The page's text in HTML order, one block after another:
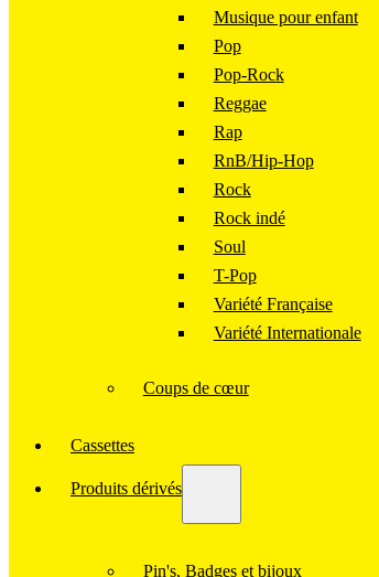
Musique pour enfant
Pop
Pop-Rock
Reggae
Rap
RnB/Hip-Hop
Rock
Rock indé
Soul
T-Pop
Variété Française
Variété Internationale
Coups de cœur
Cassettes
Produits dérivés
Pin's, Badges et bijoux